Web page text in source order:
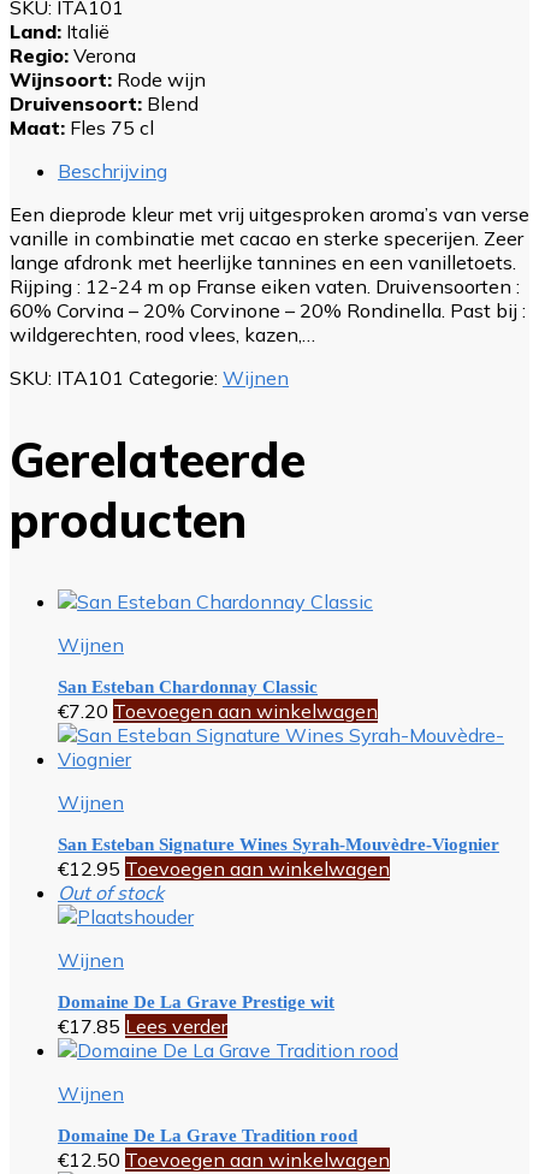
SKU: ITA101
Land: Italië
Regio: Verona
Wijnsoort: Rode wijn
Druivensoort: Blend
Maat: Fles 75 cl
Beschrijving
Een dieprode kleur met vrij uitgesproken aroma’s van verse
vanille in combinatie met cacao en sterke specerijen. Zeer
lange afdronk met heerlijke tannines en een vanilletoets.
Rijping : 12-24 m op Franse eiken vaten. Druivensoorten :
60% Corvina – 20% Corvinone – 20% Rondinella. Past bij :
wildgerechten, rood vlees, kazen,…
SKU: ITA101 Categorie: Wijnen
Gerelateerde
producten
Wijnen
San Esteban Chardonnay Classic
€7.20 Toevoegen aan winkelwagen
Wijnen
San Esteban Signature Wines Syrah-Mouvèdre-Viognier
€12.95 Toevoegen aan winkelwagen
Out of stock
Wijnen
Domaine De La Grave Prestige wit
€17.85 Lees verder
Wijnen
Domaine De La Grave Tradition rood
€12.50 Toevoegen aan winkelwagen